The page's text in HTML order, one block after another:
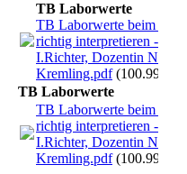
TB Laborwerte
TB Laborwerte beim Tier
richtig interpretieren -
I.Richter, Dozentin N.
Kremling.pdf(100.99KB)
TB Laborwerte
TB Laborwerte beim Tier
richtig interpretieren -
I.Richter, Dozentin N.
Kremling.pdf(100.99KB)